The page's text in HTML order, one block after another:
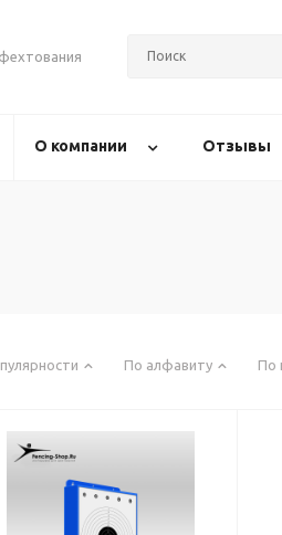
О компании Отзывы
По алфавиту По